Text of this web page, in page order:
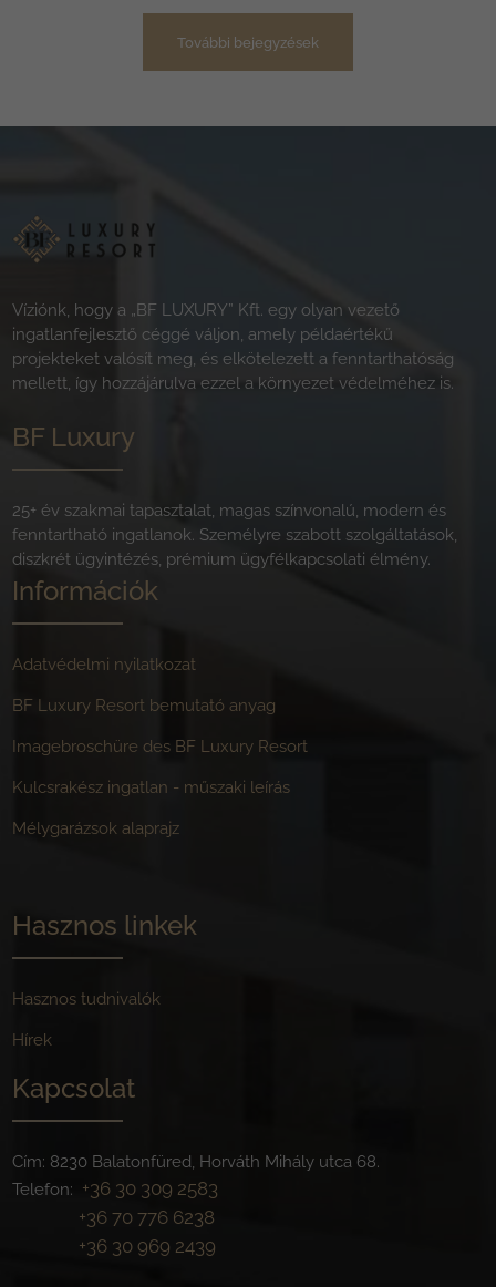
További bejegyzések
Víziónk, hogy a „BF LUXURY” Kft. egy olyan vezető
ingatlanfejlesztő céggé váljon, amely példaértékű
projekteket valósít meg, és elkötelezett a fenntarthatóság
mellett, így hozzájárulva ezzel a környezet védelméhez is.
BF Luxury
25+ év szakmai tapasztalat, magas színvonalú, modern és
fenntartható ingatlanok. Személyre szabott szolgáltatások,
diszkrét ügyintézés, prémium ügyfélkapcsolati élmény.
Információk
Adatvédelmi nyilatkozat
BF Luxury Resort bemutató anyag
Imagebroschüre des BF Luxury Resort
Kulcsrakész ingatlan - műszaki leírás
Mélygarázsok alaprajz
Hasznos linkek
Hasznos tudnivalók
Hírek
Kapcsolat
Cím: 8230 Balatonfüred, Horváth Mihály utca 68.
Telefon: +36 30 309 2583
+36 70 776 6238
+36 30 969 2439